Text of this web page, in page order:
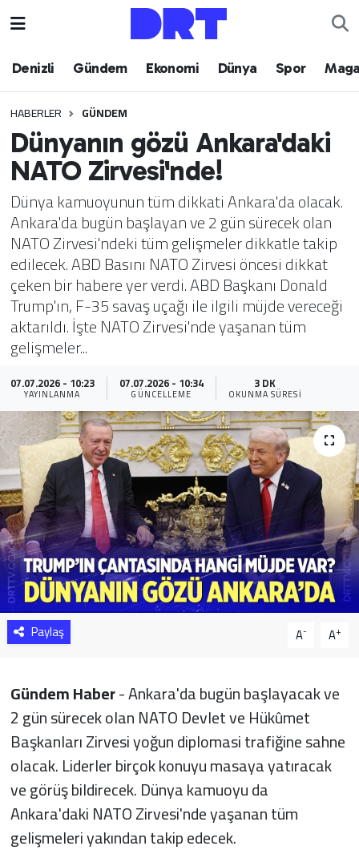
Denizli Gündem Ekonomi Dünya Spor
HABERLER GÜNDEM
Dünyanın gözü Ankara'daki
NATO Zirvesi'nde!
Dünya kamuoyunun tüm dikkati Ankara'da olacak.
Ankara'da bugün başlayan ve 2 gün sürecek olan
NATO Zirvesi'ndeki tüm gelişmeler dikkatle takip
edilecek. ABD Basını NATO Zirvesi öncesi dikkat
çeken bir habere yer verdi. ABD Başkanı Donald
Trump'ın, F-35 savaş uçağı ile ilgili müjde vereceği
aktarıldı. İşte NATO Zirvesi'nde yaşanan tüm
gelişmeler...
07.07.2026 - 10:23
YAYINLANMA
07.07.2026 - 10:34
GÜNCELLEME
3 DK
OKUNMA SÜRESI
Paylaş A- A+
Gündem Haber- Ankara'da bugün başlayacak ve
2 gün sürecek olan NATO Devlet ve Hükûmet
Başkanları Zirvesi yoğun diplomasi trafiğine sahne
olacak. Liderler birçok konuyu masaya yatıracak
ve görüş bildirecek. Dünya kamuoyu da
Ankara'daki NATO Zirvesi'nde yaşanan tüm
gelişmeleri yakından takip edecek.
Denizli
Gündem
Ekonomi
Dünya
Spor
Magazin
Teknoloji
Yaşam
Sağlık
Yazarlar
Resmi İlan
Resmi Reklam
Hava Durumu
Trafik Durumu
Puan Durumu ve Fikstür
Tüm Manşetler
Son Dakika Haberleri
Haber Arşivi